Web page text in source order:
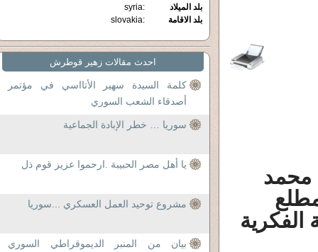
محمد
بلد الميلاد
:
syria
بلد الاقامة
:
slovakia
احدث مقالات زهير قوطرش
كلمة السيدة سهير الأتااسي في مؤتمر
أصدقاء الشعب السوري
سوريا … خطر الإبادة الجماعية
يا أهل مصر الحبيبة .ارحموا عزيز قوم ذل
مشروع توحيد العمل العسكري ...سوريا
بيان من المنبر الديموقراطي السوري